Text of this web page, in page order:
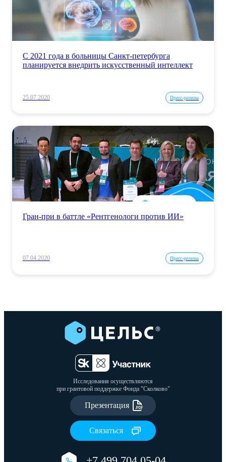
С 2021 года в больницы Санкт-петербурга
планируется внедрить искусственный интеллект
25.07.2020 Пресс-релизы
Гран-при в баттле «Рентгенологи против ИИ»
07.04.2020 Пресс-релизы
Презентация
Связаться
Исследования осуществляются
при грантовой поддержке Фонда "Сколково"